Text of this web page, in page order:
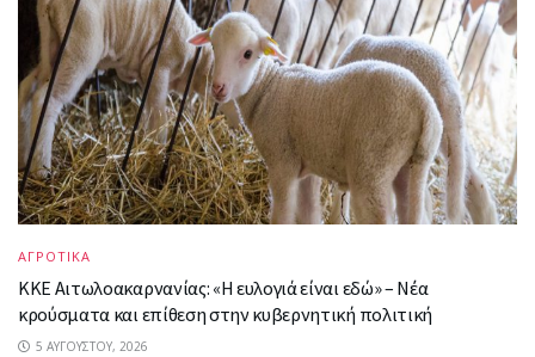
ΑΓΡΟΤΙΚΑ
ΚΚΕ Αιτωλοακαρνανίας: «Η ευλογιά είναι εδώ» – Νέα
κρούσματα και επίθεση στην κυβερνητική πολιτική
5 ΑΥΓΟΎΣΤΟΥ, 2026